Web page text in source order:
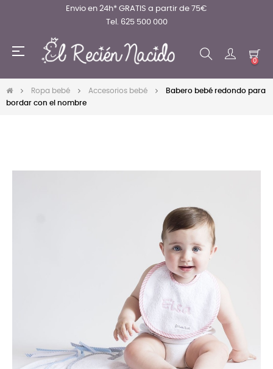
Envio en 24h* GRATIS a partir de 75€
Tel. 625 500 000
Navegación
☰
0
Ropa bebé Accesorios bebé
Babero bebé redondo para
bordar con el nombre